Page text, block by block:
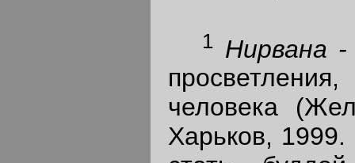
1 Нирвана
человека
Харьков,